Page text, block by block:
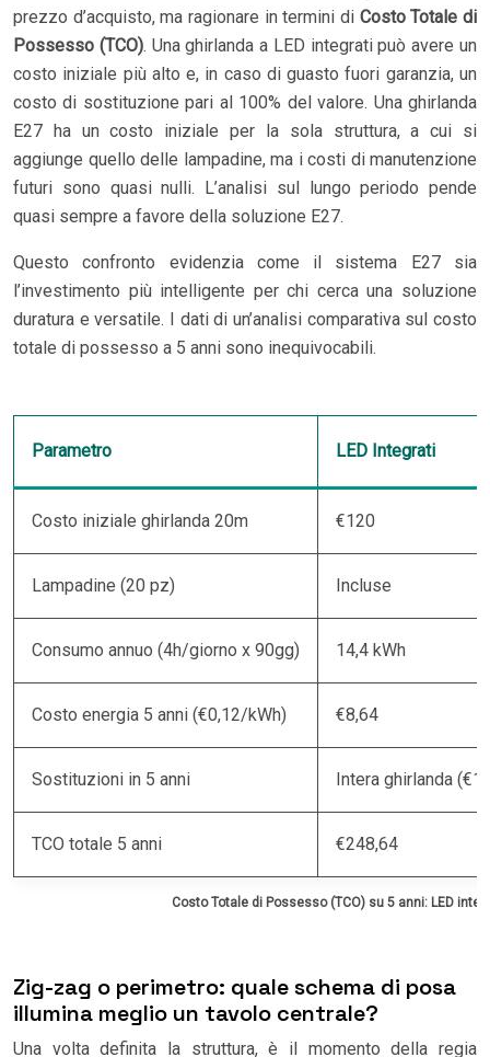
prezzo d’acquisto, ma ragionare in termini di Costo Totale di
Possesso (TCO). Una ghirlanda a LED integrati può avere un
costo iniziale più alto e, in caso di guasto fuori garanzia, un
costo di sostituzione pari al 100% del valore. Una ghirlanda
E27 ha un costo iniziale per la sola struttura, a cui si
aggiunge quello delle lampadine, ma i costi di manutenzione
futuri sono quasi nulli. L’analisi sul lungo periodo pende
quasi sempre a favore della soluzione E27.
Questo confronto evidenzia come il sistema E27 sia
l’investimento più intelligente per chi cerca una soluzione
duratura e versatile. I dati di un’analisi comparativa sul costo
totale di possesso a 5 anni sono inequivocabili.
Costo Totale di Possesso (TCO) su 5 anni: LED
Parametro LED Integrati
Costo iniziale ghirlanda 20m €120
Lampadine (20 pz) Incluse
Consumo annuo (4h/giorno x 90gg) 14,4 kWh
Costo energia 5 anni (€0,12/kWh) €8,64
Sostituzioni in 5 anni Intera ghirlanda
TCO totale 5 anni €248,64
Zig-zag o perimetro: quale schema di posa
illumina meglio un tavolo centrale?
Una volta definita la struttura, è il momento della regia